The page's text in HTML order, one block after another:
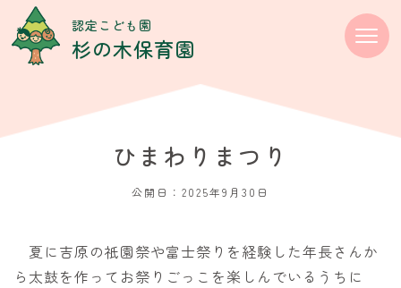
テ
認定こども園
杉の木保育園
ひまわりまつり
公開日： 2025年9月30日
夏に吉原の祇園祭や富士祭りを経験した年長さんか
ら太鼓を作ってお祭りごっこを楽しんでいるうちに